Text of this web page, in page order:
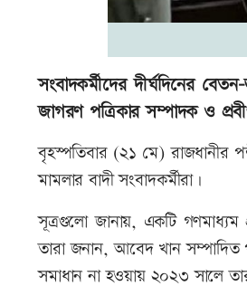
সংবাদকর্মীদের দীর্ঘদিনের
জাগরণ পত্রিকার সম্পাদক ও
বৃহস্পতিবার (২১ মে) রাজধানীর
মামলার বাদী সংবাদকর্মীরা।
সূত্রগুলো জানায়, একটি গণমাধ্যম
তারা জনান, আবেদ খান সম্পাদিত
সমাধান না হওয়ায় ২০২৩ সালে